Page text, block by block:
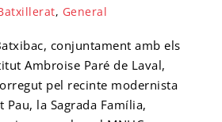
, General
conjuntament amb els
Ambroise Paré de Laval,
pel recinte modernista
Pau, la Sagrada Família,